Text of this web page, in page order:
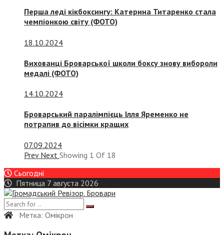
Перша леді кікбоксингу: Катерина Титаренко стала
чемпіонкою світу (ФОТО)
18.10.2024
Вихованці Броварської школи боксу знову вибороли
медалі (ФОТО)
14.10.2024
Броварський паралімпієць Ілля Яременко не
потрапив до вісімки кращих
07.09.2024
Prev Next Showing 1 Of 18
Сьогодні
Пятница 7 августа 2026
Метка: Омікрон